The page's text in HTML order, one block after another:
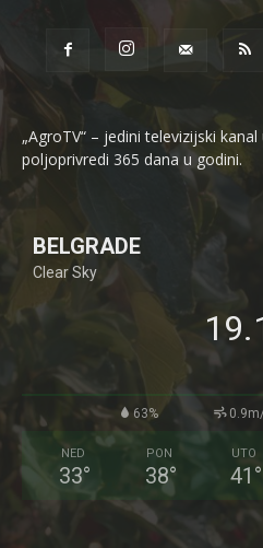
„AgroTV“ – jedini televizijski
poljoprivredi 365 dana u godini.
BELGRADE
Clear Sky
63%
NED
33°
PON
38°
UTO
41 °